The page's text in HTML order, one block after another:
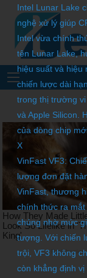
Intel Lunar Lake
nghệ xử lý giúp
Intel vừa chính
tên Lunar Lake,
hiệu suất và hiệu
chiến lược dài
trong thị trường
và Apple Silicon.
của dòng chip
X
VinFast VF3:
lượng đơn đặt
VinFast, thương
chính thức ra
chúng nhờ mức
tượng. Với chiến
trội, VF3 không
còn khẳng định vị